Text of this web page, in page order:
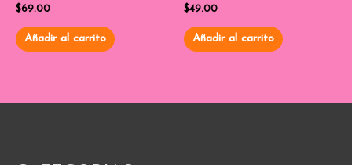
Valorado
con
de
5
$69.00
Añadir al carrito
Valorado
con
de
5
$49.00
Añadir al carrito